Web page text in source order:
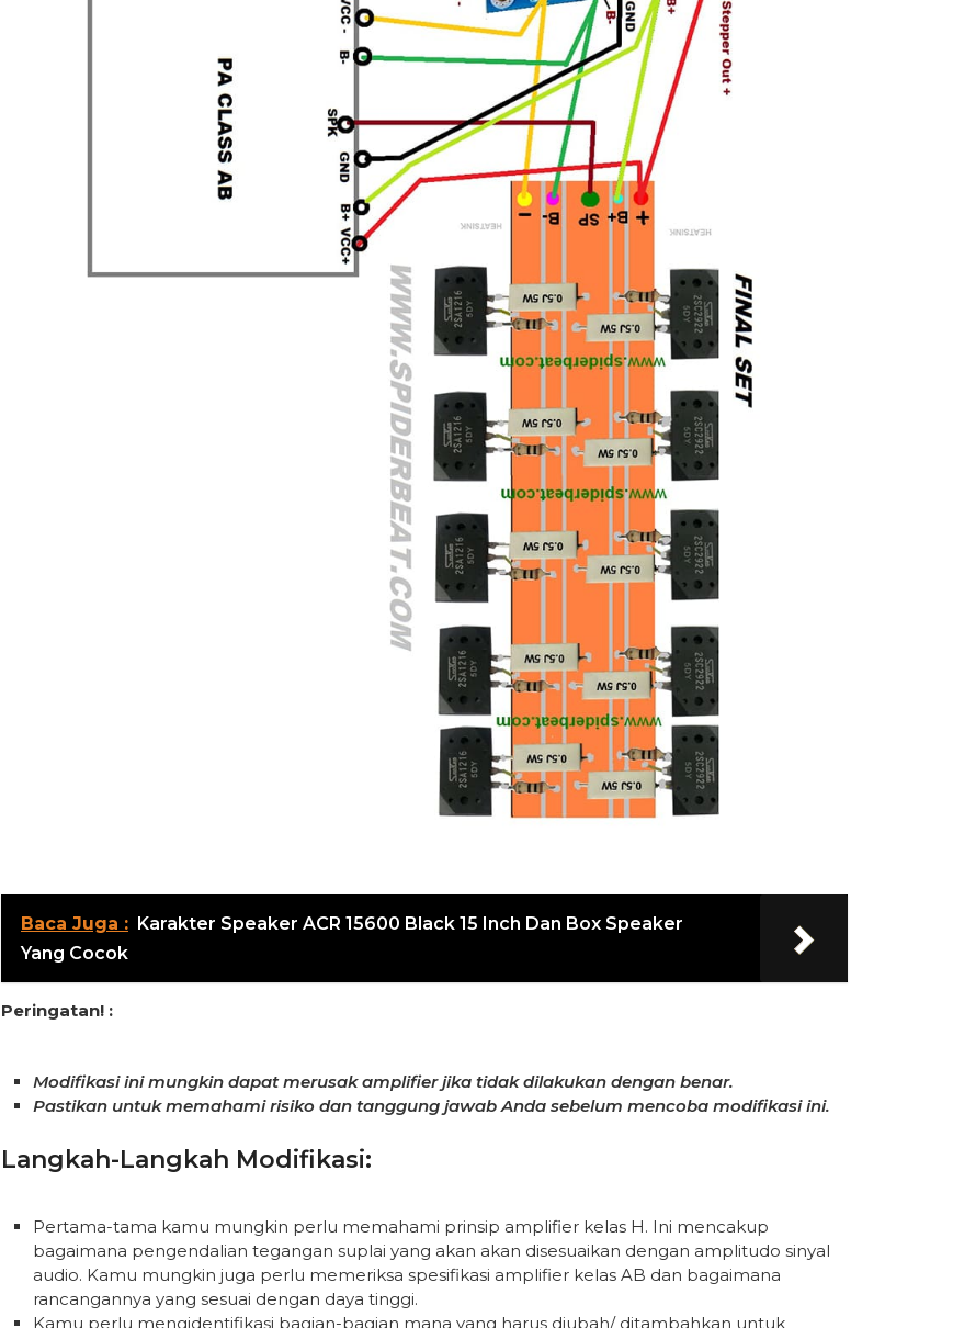
Baca Juga : Karakter Speaker ACR 15600 Black 15 Inch Dan Box Speaker
Yang Cocok
Peringatan! :
Modifikasi ini mungkin dapat merusak amplifier jika tidak dilakukan dengan benar.
Pastikan untuk memahami risiko dan tanggung jawab Anda sebelum mencoba modifikasi ini.
Langkah-Langkah Modifikasi:
Pertama-tama kamu mungkin perlu memahami prinsip amplifier kelas H. Ini mencakup
bagaimana pengendalian tegangan suplai yang akan akan disesuaikan dengan amplitudo sinyal
audio. Kamu mungkin juga perlu memeriksa spesifikasi amplifier kelas AB dan bagaimana
rancangannya yang sesuai dengan daya tinggi.
Kamu perlu mengidentifikasi bagian-bagian mana yang harus diubah/ ditambahkan untuk